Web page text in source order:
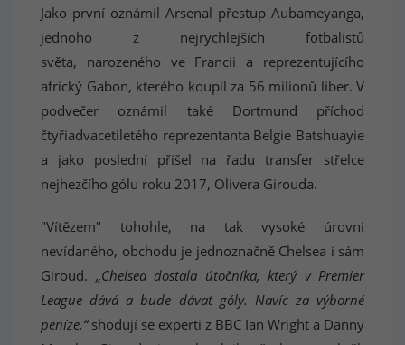
Jako první oznámil Arsenal přestup Aubameyanga,
jednoho z nejrychlejších fotbalistů
světa, narozeného ve Francii a reprezentujícího
africký Gabon, kterého koupil za 56 milionů liber. V
podvečer oznámil také Dortmund příchod
čtyřiadvacetiletého reprezentanta Belgie Batshuayie
a jako poslední přišel na řadu transfer střelce
nejhezčího gólu roku 2017, Olivera Girouda.
"Vítězem" tohohle, na tak vysoké úrovni
nevídaného, obchodu je jednoznačně Chelsea i sám
Giroud. „Chelsea dostala útočníka, který v Premier
League dává a bude dávat góly. Navíc za výborné
peníze,“shodují se experti z BBC Ian Wright a Danny